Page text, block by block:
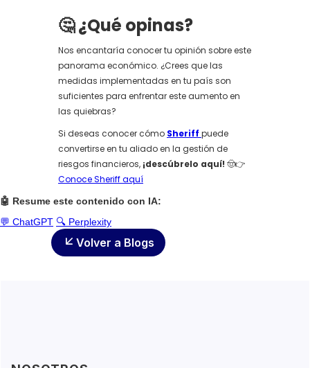
🤔 ¿Qué opinas?
Nos encantaría conocer tu opinión sobre este
panorama económico. ¿Crees que las
medidas implementadas en tu país son
suficientes para enfrentar este aumento en
las quiebras?
Si deseas conocer cómo Sheriff puede
convertirse en tu aliado en la gestión de
riesgos financieros, ¡descúbrelo aquí! 🤠👉
Conoce Sheriff aquí
🤖 Resume este contenido con IA:
💬 ChatGPT 🔍 Perplexity
Volver a Blogs